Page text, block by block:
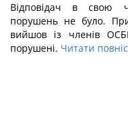
Відповідач в свою
порушень не було.
вийшов із членів
порушені. Читати